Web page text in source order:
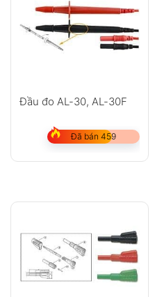
Đầu đo AL-30, AL-30F
Đã bán 459